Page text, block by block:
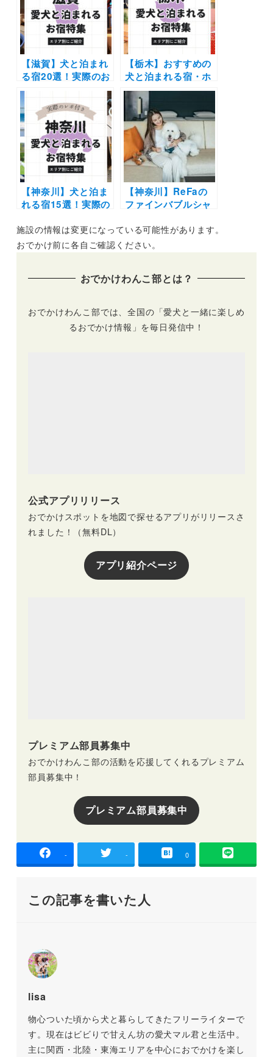
【滋賀】犬と泊まれ
る宿20選！実際のお
でかけレポート口コ
ミ付き | 人気の温泉
宿からホテル・コテ
ージを紹介します
【栃木】おすすめの
犬と泊まれる宿・ホ
テル・ヴィラ20選 |
人気の那須や日光へ
愛犬と旅しよう♪
【神奈川】犬と泊ま
れる宿15選！実際の
コミ付き | 人気の温
泉宿やリゾートホテ
【神奈川】ReFaの
ファインバブルシャ
る！「ハイアット リ
ージェンシー 箱根
ルームに期間限定で
施設の情報は変更になっている可能性があります。
おでかけ前に各自ご確認ください。
おでかけわんこ部とは？
おでかけわんこ部では、全国の「愛犬と一緒に楽しめ
るおでかけ情報」を毎日発信中！
公式アプリリリース
おでかけスポットを地図で探せるアプリがリリースさ
れました！（無料DL）
アプリ紹介ページ
プレミアム部員募集中
おでかけわんこ部の活動を応援してくれるプレミアム
部員募集中！
プレミアム部員募集中
- - 0
この記事を書いた人
lisa
物心ついた頃から犬と暮らしてきたフリーライターで
す。現在はビビりで甘えん坊の愛犬マル君と生活中。
主に関西・北陸・東海エリアを中心におでかけを楽し